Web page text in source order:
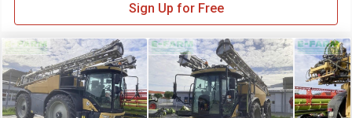
Sign Up for Free